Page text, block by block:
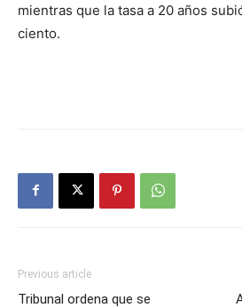
mientras que la tasa a 20 años
ciento.
Previous article
Tribunal ordena que se